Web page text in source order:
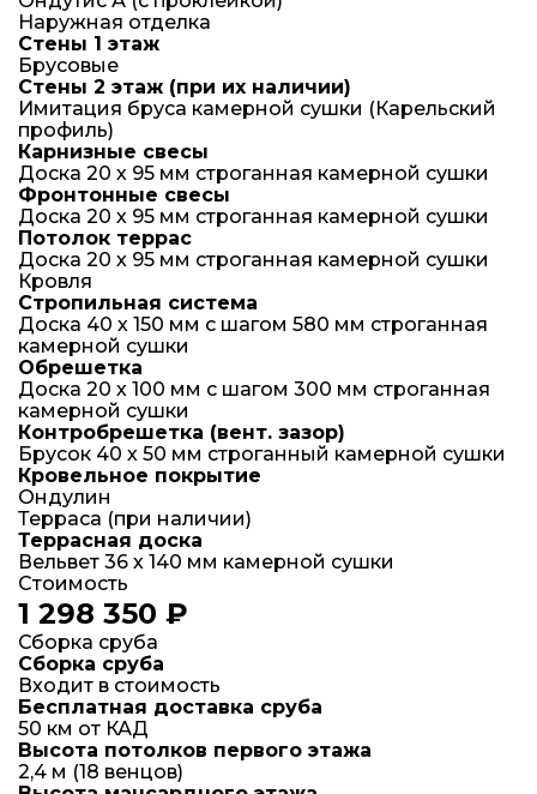
Наружная отделка
Стены 1 этаж
Брусовые
Стены 2 этаж (при их наличии)
Имитация бруса камерной сушки (Карельский
профиль)
Карнизные свесы
Доска 20 х 95 мм строганная камерной сушки
Фронтонные свесы
Доска 20 х 95 мм строганная камерной сушки
Потолок террас
Доска 20 х 95 мм строганная камерной сушки
Кровля
Стропильная система
Доска 40 х 150 мм с шагом 580 мм строганная
камерной сушки
Обрешетка
Доска 20 х 100 мм с шагом 300 мм строганная
камерной сушки
Контробрешетка (вент. зазор)
Брусок 40 х 50 мм строганный камерной сушки
Кровельное покрытие
Ондулин
Терраса (при наличии)
Террасная доска
Вельвет 36 х 140 мм камерной сушки
Стоимость
1 298 350 ₽
Сборка сруба
Сборка сруба
Входит в стоимость
Бесплатная доставка сруба
50 км от КАД
Высота потолков первого этажа
2,4 м (18 венцов)